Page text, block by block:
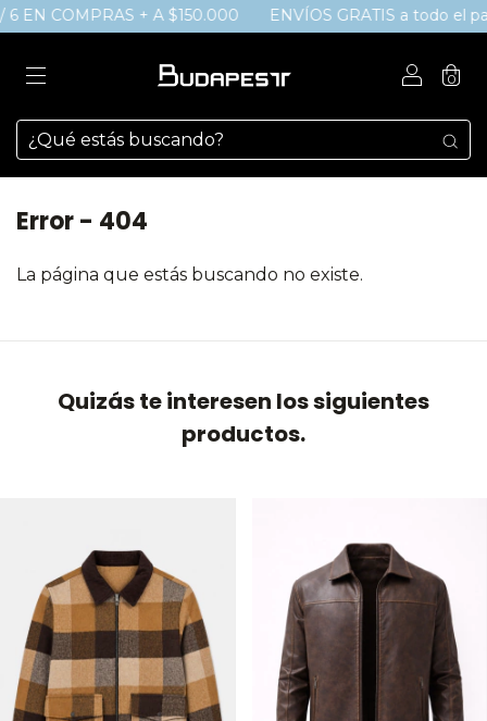
COMPRAS + A $150.000 ENVÍOS GRATIS a todo el
0
Error - 404
La página que estás buscando no existe.
Quizás te interesen los siguientes
productos.